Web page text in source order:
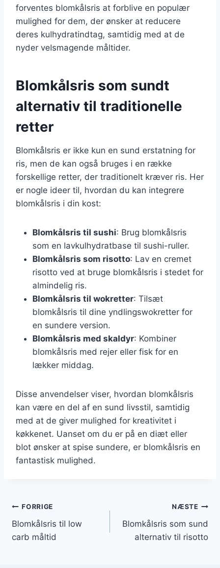
forventes blomkålsris at forblive en populær
mulighed for dem, der ønsker at reducere
deres kulhydratindtag, samtidig med at de
nyder velsmagende måltider.
Blomkålsris som sundt
alternativ til traditionelle
retter
Blomkålsris er ikke kun en sund erstatning for
ris, men de kan også bruges i en række
forskellige retter, der traditionelt kræver ris. Her
er nogle ideer til, hvordan du kan integrere
blomkålsris i din kost:
Blomkålsris til sushi: Brug blomkålsris
som en lavkulhydratbase til sushi-ruller.
Blomkålsris som risotto: Lav en cremet
risotto ved at bruge blomkålsris i stedet for
almindelig ris.
Blomkålsris til wokretter: Tilsæt
blomkålsris til dine yndlingswokretter for
en sundere version.
Blomkålsris med skaldyr: Kombiner
blomkålsris med rejer eller fisk for en
lækker middag.
Disse anvendelser viser, hvordan blomkålsris
kan være en del af en sund livsstil, samtidig
med at de giver mulighed for kreativitet i
køkkenet. Uanset om du er på en diæt eller
blot ønsker at spise sundere, er blomkålsris en
fantastisk mulighed.
Indlægsnavigation
FORRIGE
Blomkålsris til low
carb måltid
NÆSTE
Blomkålsris som sund
alternativ til risotto